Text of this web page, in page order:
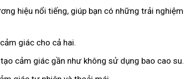
hiệu nổi tiếng, giúp bạn có những trải
giác cho cả hai.
cảm giác gần như không sử dụng bao cao su.